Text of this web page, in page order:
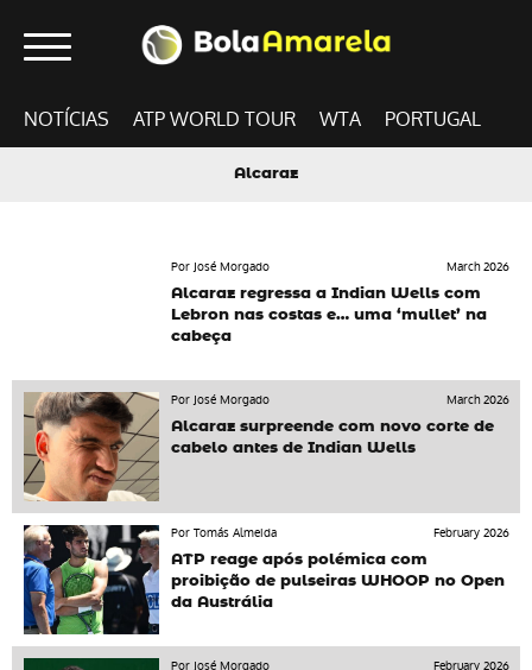
NOTÍCIAS ATP WORLD TOUR WTA PORTUGAL
Alcaraz
Por José Morgado
March 2026
Alcaraz regressa a Indian Wells com
Lebron nas costas e… uma ‘mullet’ na
cabeça
Por José Morgado
March 2026
Alcaraz surpreende com novo corte de
cabelo antes de Indian Wells
Por Tomás Almeida
February 2026
ATP reage após polémica com
proibição de pulseiras WHOOP no Open
da Austrália
Por José Morgado
February 2026